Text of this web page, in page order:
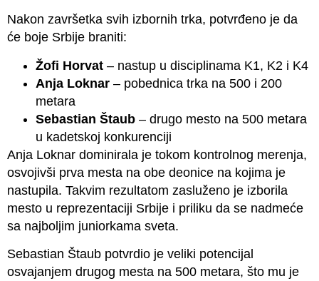
Nakon završetka svih izbornih trka, potvrđeno je da
će boje Srbije braniti:
Žofi Horvat – nastup u disciplinama K1, K2 i K4
Anja Loknar – pobednica trka na 500 i 200
metara
Sebastian Štaub – drugo mesto na 500 metara
u kadetskoj konkurenciji
Anja Loknar dominirala je tokom kontrolnog merenja,
osvojivši prva mesta na obe deonice na kojima je
nastupila. Takvim rezultatom zasluženo je izborila
mesto u reprezentaciji Srbije i priliku da se nadmeće
sa najboljim juniorkama sveta.
Sebastian Štaub potvrdio je veliki potencijal
osvajanjem drugog mesta na 500 metara, što mu je